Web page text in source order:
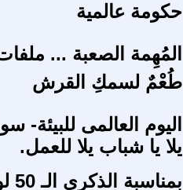
حكومة عالمية
المُهِمة الصعبة ...
طُعْمٌ لسمكِ القرش
اليوم العالمى
يلا يا شباب يلا للعمل.
بمناسبة الذكرى الـ 50 لوفاة جورج لوكاش